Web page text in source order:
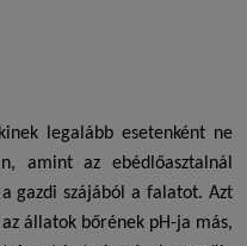
legalább esetenként ne
amint az ebédlőasztalnál
gazdi szájából a falatot. Azt
állatok bőrének pH-ja más,